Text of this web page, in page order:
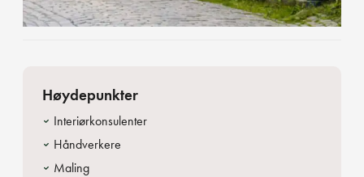
Høydepunkter
Interiørkonsulenter
Håndverkere
Maling